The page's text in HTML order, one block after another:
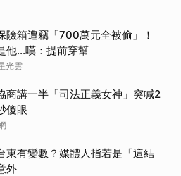
險箱遭竊「700萬元全被偷」！
他...嘆：提前穿幫
光雲
商講一半「司法正義女神」突喊2
傻眼
東有變數？媒體人指若是「這結
外